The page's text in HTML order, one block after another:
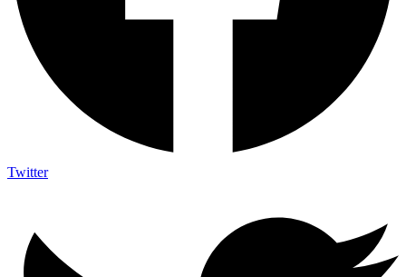
Twitter